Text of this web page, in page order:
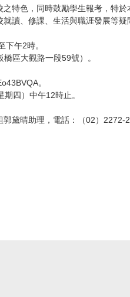
特色，同時鼓勵學生報考，特
讀、修課、生活與職涯發展等疑
午2時。
區大觀路一段59號）。
。
四）中午12時止。
黛晴助理，電話：（02）2272-